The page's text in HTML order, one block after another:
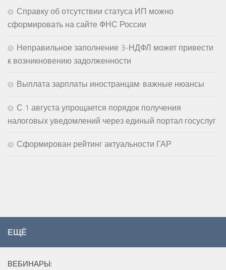
Справку об отсутствии статуса ИП можно
сформировать на сайте ФНС России
Неправильное заполнение 3-НДФЛ может привести
к возникновению задолженности
Выплата зарплаты иностранцам: важные нюансы
С 1 августа упрощается порядок получения
налоговых уведомлений через единый портал госуслуг
Сформирован рейтинг актуальности ГАР
ЕЩЁ
ВЕБИНАРЫ: